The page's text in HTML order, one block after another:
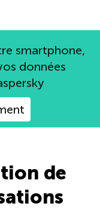
Kaspersky
smartphone,
données
de